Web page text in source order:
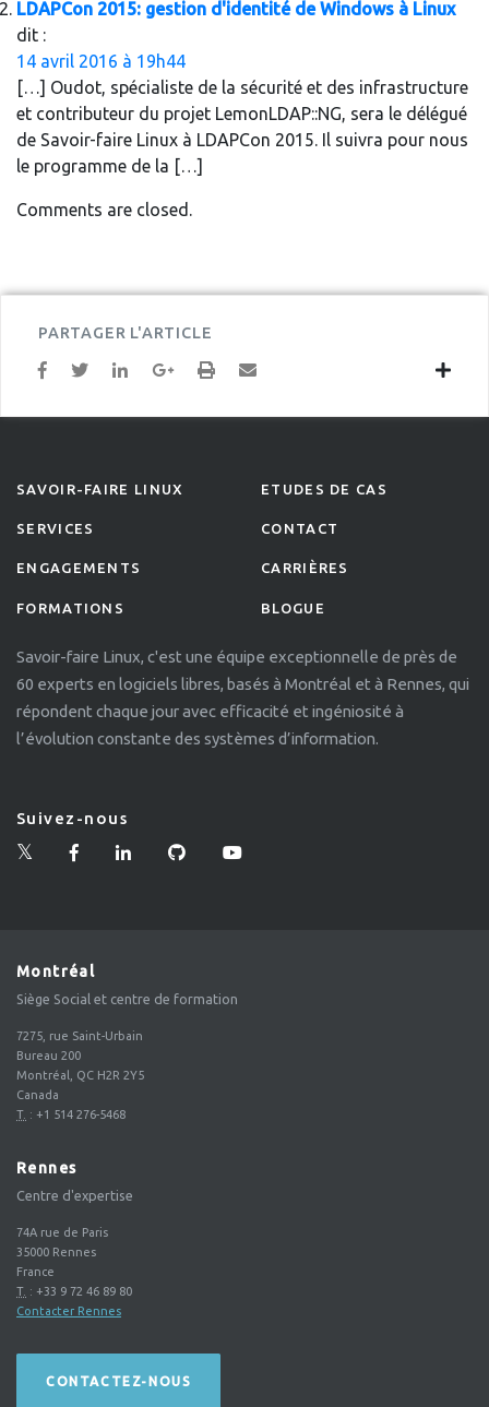
LDAPCon 2015: gestion d'identité de Windows à Linux
dit :
14 avril 2016 à 19h44
[…] Oudot, spécialiste de la sécurité et des infrastructure
et contributeur du projet LemonLDAP::NG, sera le délégué
de Savoir-faire Linux à LDAPCon 2015. Il suivra pour nous
le programme de la […]
Comments are closed.
PARTAGER L'ARTICLE
SAVOIR-FAIRE LINUX
SERVICES
ENGAGEMENTS
FORMATIONS
ETUDES DE CAS
CONTACT
CARRIÈRES
BLOGUE
Savoir-faire Linux, c'est une équipe exceptionnelle de près de
60 experts en logiciels libres, basés à Montréal et à Rennes, qui
répondent chaque jour avec efficacité et ingéniosité à
l’évolution constante des systèmes d’information.
Suivez-nous
Montréal
Siège Social et centre de formation
7275, rue Saint-Urbain
Bureau 200
Montréal, QC H2R 2Y5
Canada
T. : +1 514 276-5468
Rennes
Centre d'expertise
74A rue de Paris
35000 Rennes
France
T. : +33 9 72 46 89 80
Contacter Rennes
CONTACTEZ-NOUS